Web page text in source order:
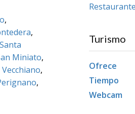
,
,
Santa
Miniato,
Vecchiano,
,
Restaurante
Turismo
Ofrece
Tiempo
Webcam